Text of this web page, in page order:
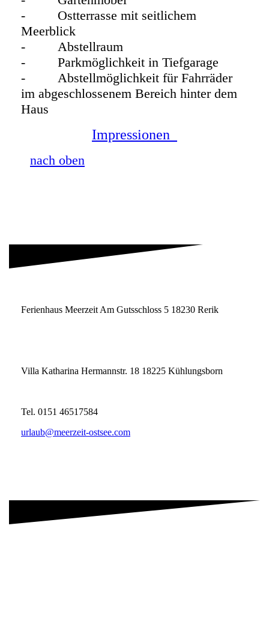
- Ostterrasse mit seitlichem
Meerblick
- Abstellraum
- Parkmöglichkeit in Tiefgarage
- Abstellmöglichkeit für Fahrräder
im abgeschlossenem Bereich hinter dem
Haus
Impressionen
nach oben
Ferienhaus Meerzeit Am Gutsschloss 5 18230 Rerik
Villa Katharina Hermannstr. 18 18225 Kühlungsborn
Tel. 0151 46517584
urlaub@meerzeit-ostsee.com